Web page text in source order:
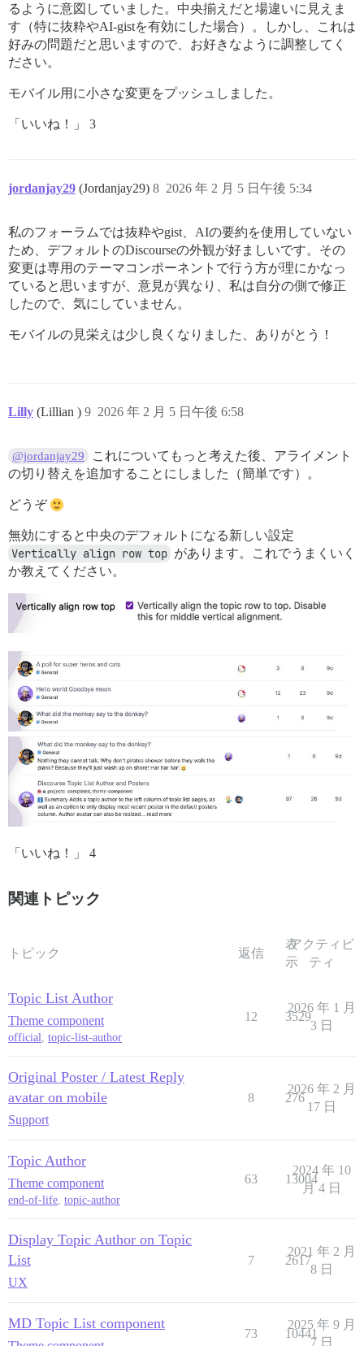
るように意図していました。中央揃えだと場違いに見えま
す（特に抜粋やAI-gistを有効にした場合）。しかし、これは
好みの問題だと思いますので、お好きなように調整してく
ださい。
モバイル用に小さな変更をプッシュしました。
「いいね！」 3
jordanjay29 (Jordanjay29) 2026 年 2 月 5 日午後 5:34
8
私のフォーラムでは抜粋やgist、AIの要約を使用していない
ため、デフォルトのDiscourseの外観が好ましいです。その
変更は専用のテーマコンポーネントで行う方が理にかなっ
ていると思いますが、意見が異なり、私は自分の側で修正
したので、気にしていません。
モバイルの見栄えは少し良くなりました、ありがとう！
Lilly (Lillian ) 2026 年 2 月 5 日午後 6:58
9
@jordanjay29
これについてもっと考えた後、アライメント
の切り替えを追加することにしました（簡単です）。
どうぞ
無効にすると中央のデフォルトになる新しい設定
Vertically align row top があります。これでうまくいく
か教えてください。
「いいね！」 4
関連トピック
トピック 返信
表
示
アクティビ
ティ
Topic List Author
Theme component
official topic-list-author
12 3529
2026 年 1 月
3 日
Original Poster / Latest Reply
avatar on mobile
Support
8 276
2026 年 2 月
17 日
Topic Author
Theme component
end-of-life topic-author
63 13004
2024 年 10
月 4 日
Display Topic Author on Topic
List
UX
7 2617
2021 年 2 月
8 日
MD Topic List component
73 10441
2025 年 9 月
7 日